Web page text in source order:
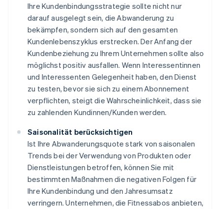
Ihre Kundenbindungsstrategie sollte nicht nur
darauf ausgelegt sein, die Abwanderung zu
bekämpfen, sondern sich auf den gesamten
Kundenlebenszyklus erstrecken. Der Anfang der
Kundenbeziehung zu Ihrem Unternehmen sollte also
möglichst positiv ausfallen. Wenn Interessentinnen
und Interessenten Gelegenheit haben, den Dienst
zu testen, bevor sie sich zu einem Abonnement
verpflichten, steigt die Wahrscheinlichkeit, dass sie
zu zahlenden Kundinnen/Kunden werden.
Saisonalität berücksichtigen
Ist Ihre Abwanderungsquote stark von saisonalen
Trends bei der Verwendung von Produkten oder
Dienstleistungen betroffen, können Sie mit
bestimmten Maßnahmen die negativen Folgen für
Ihre Kundenbindung und den Jahresumsatz
verringern. Unternehmen, die Fitnessabos anbieten,